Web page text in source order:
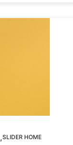
,SLIDER HOME